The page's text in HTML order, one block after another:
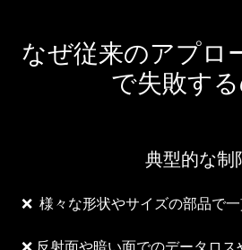
なぜ従来のアプロ
で失敗す
典型的な制
❌ 様々な形状やサイズの部品で一